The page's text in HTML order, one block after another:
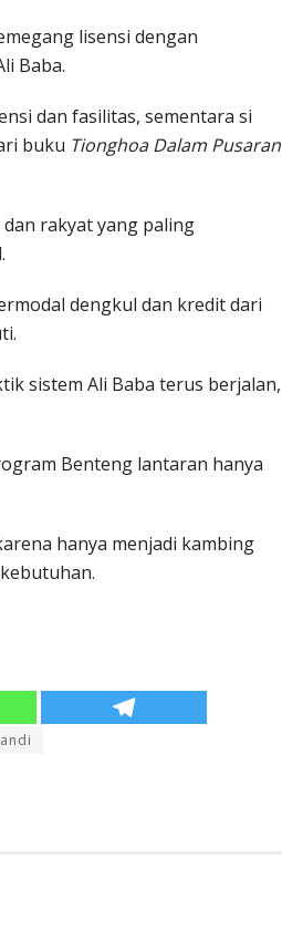
lisensi dengan
Baba.
dan fasilitas, sementara si
buku Tionghoa Dalam Pusaran
rakyat yang paling
dengkul dan kredit dari
sistem Ali Baba terus berjalan,
Benteng lantaran hanya
hanya menjadi kambing